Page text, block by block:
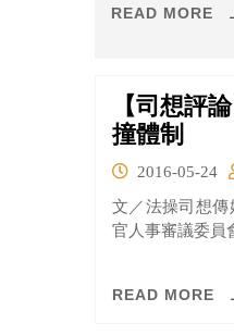
READ MORE
【司想評
撞體制
2016-05-24
文／法操司想傳
官人事審議委員
READ MORE